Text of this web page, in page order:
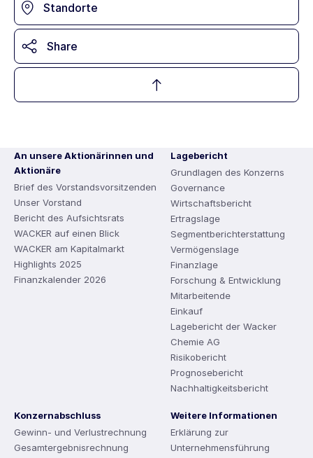
Standorte
Share
An unsere Aktionärinnen und
Aktionäre
Brief des Vorstandsvorsitzenden
Unser Vorstand
Bericht des Aufsichtsrats
WACKER auf einen Blick
WACKER am Kapitalmarkt
Highlights 2025
Finanzkalender 2026
Lagebericht
Grundlagen des Konzerns
Governance
Wirtschaftsbericht
Ertragslage
Segmentberichterstattung
Vermögenslage
Finanzlage
Forschung & Entwicklung
Mitarbeitende
Einkauf
Lagebericht der Wacker
Chemie AG
Risikobericht
Prognosebericht
Nachhaltigkeitsbericht
Konzernabschluss
Gewinn- und Verlustrechnung
Gesamtergebnisrechnung
Weitere Informationen
Erklärung zur
Unternehmensführung